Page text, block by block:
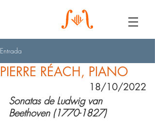
Entrada
PIERRE RÉACH, PIANO
18/10/2022
Sonatas de Ludwig van
Beethoven (1770-1827)